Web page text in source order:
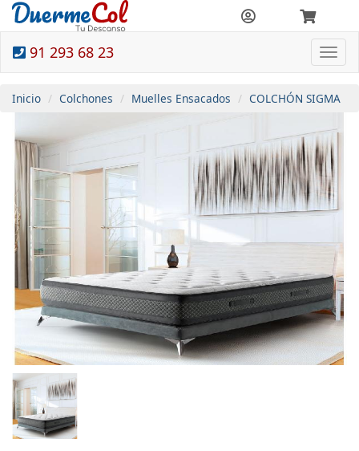
91 293 68 23
Inicio Colchones Muelles Ensacados COLCHÓN SIGMA